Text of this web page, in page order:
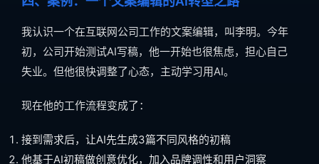
我认识一个在互联网公司工作的文案编辑，叫李明。今年
初，公司开始测试AI写稿，他一开始也很焦虑，担心自己
失业。但他很快调整了心态，主动学习用AI。
现在他的工作流程变成了：
接到需求后，让AI先生成3篇不同风格的初稿
他基于AI初稿做创意优化，加入品牌调性和用户洞察